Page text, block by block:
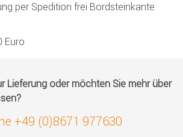
per Spedition frei Bordsteinkante
Euro
Lieferung oder möchten Sie mehr über
+49 (0)8671 977630